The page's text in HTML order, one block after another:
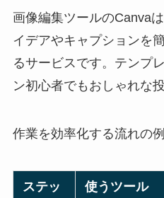
画像編集ツールのCanva
イデアやキャプションを
るサービスです。テンプ
ン初心者でもおしゃれな
作業を効率化する流れの
ステッ
使うツール